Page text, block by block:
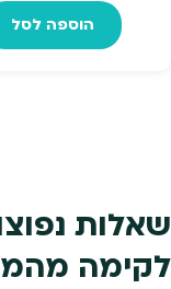
הוספה לסל
שאלות
לקימה